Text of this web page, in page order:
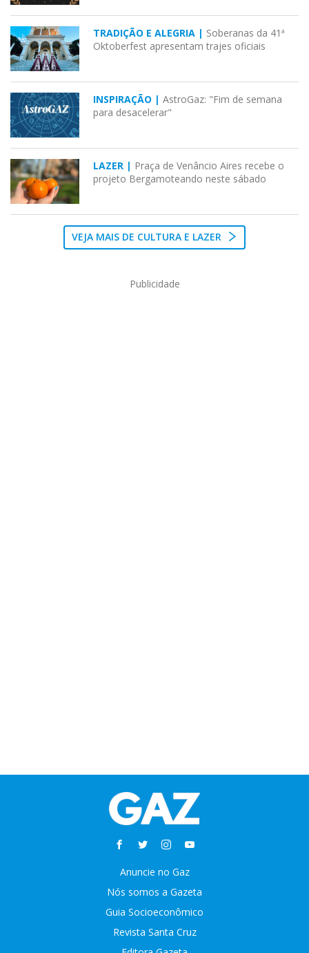
TRADIÇÃO E ALEGRIA | Soberanas da 41ª
Oktoberfest apresentam trajes oficiais
INSPIRAÇÃO | AstroGaz: "Fim de semana
para desacelerar"
LAZER | Praça de Venâncio Aires recebe o
projeto Bergamoteando neste sábado
VEJA MAIS DE CULTURA E LAZER
Publicidade
Anuncie no Gaz
Nós somos a Gazeta
Guia Socioeconômico
Revista Santa Cruz